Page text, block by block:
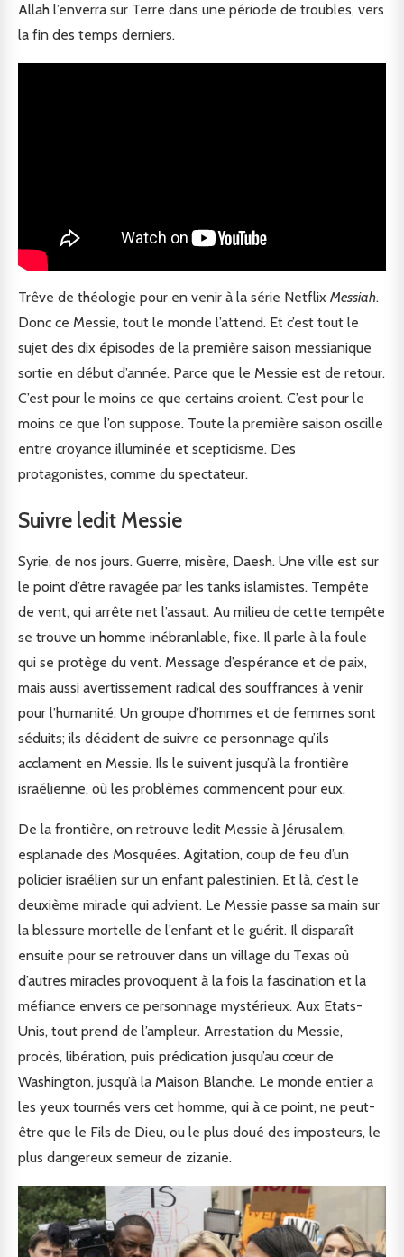
Allah l’enverra sur Terre dans une période de troubles, vers
la fin des temps derniers.
Trêve de théologie pour en venir à la série Netflix Messiah.
Donc ce Messie, tout le monde l’attend. Et c’est tout le
sujet des dix épisodes de la première saison messianique
sortie en début d’année. Parce que le Messie est de retour.
C’est pour le moins ce que certains croient. C’est pour le
moins ce que l’on suppose. Toute la première saison oscille
entre croyance illuminée et scepticisme. Des
protagonistes, comme du spectateur.
Suivre ledit Messie
Syrie, de nos jours. Guerre, misère, Daesh. Une ville est sur
le point d’être ravagée par les tanks islamistes. Tempête
de vent, qui arrête net l’assaut. Au milieu de cette tempête
se trouve un homme inébranlable, fixe. Il parle à la foule
qui se protège du vent. Message d’espérance et de paix,
mais aussi avertissement radical des souffrances à venir
pour l’humanité. Un groupe d’hommes et de femmes sont
séduits; ils décident de suivre ce personnage qu’ils
acclament en Messie. Ils le suivent jusqu’à la frontière
israélienne, où les problèmes commencent pour eux.
De la frontière, on retrouve ledit Messie à Jérusalem,
esplanade des Mosquées. Agitation, coup de feu d’un
policier israélien sur un enfant palestinien. Et là, c’est le
deuxième miracle qui advient. Le Messie passe sa main sur
la blessure mortelle de l’enfant et le guérit. Il disparaît
ensuite pour se retrouver dans un village du Texas où
d’autres miracles provoquent à la fois la fascination et la
méfiance envers ce personnage mystérieux. Aux Etats-
Unis, tout prend de l’ampleur. Arrestation du Messie,
procès, libération, puis prédication jusqu’au cœur de
Washington, jusqu’à la Maison Blanche. Le monde entier a
les yeux tournés vers cet homme, qui à ce point, ne peut-
être que le Fils de Dieu, ou le plus doué des imposteurs, le
plus dangereux semeur de zizanie.